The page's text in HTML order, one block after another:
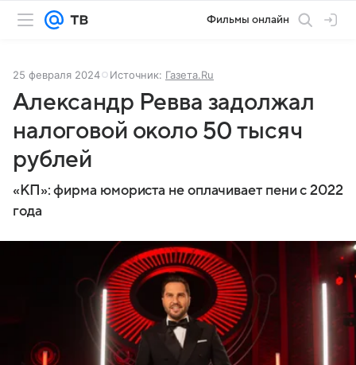
Фильмы онлайн
25 февраля 2024 Источник: Газета.Ru
Александр Ревва задолжал
налоговой около 50 тысяч
рублей
«КП»: фирма юмориста не оплачивает пени с 2022
года